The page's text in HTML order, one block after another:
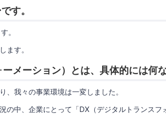
す。
。
ます。
メーション）とは、具体的には何
、我々の事業環境は一変しました。
の中、企業にとって「DX（デジタルトランスフ